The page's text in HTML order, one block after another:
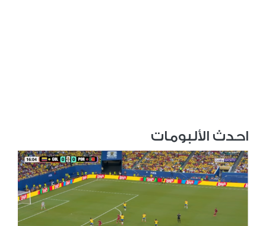
احدث الألبومات